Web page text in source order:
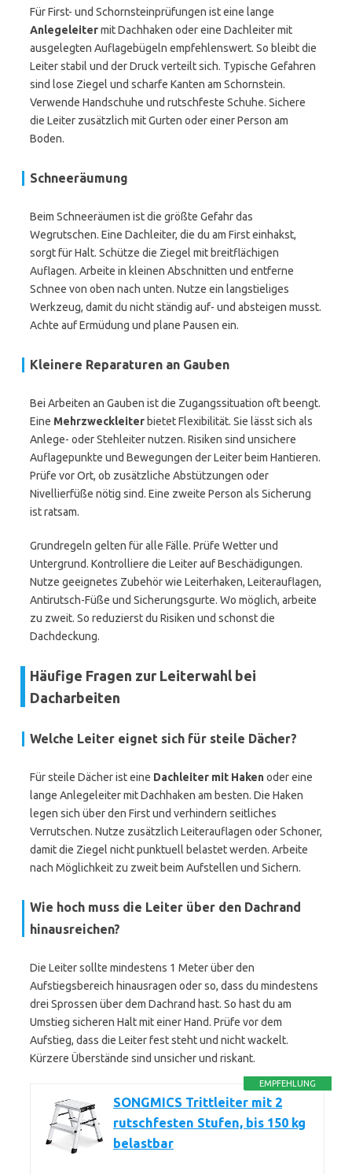
Für First- und Schornsteinprüfungen ist eine lange
Anlegeleitermit Dachhaken oder eine Dachleiter mit
ausgelegten Auflagebügeln empfehlenswert. So bleibt die
Leiter stabil und der Druck verteilt sich. Typische Gefahren
sind lose Ziegel und scharfe Kanten am Schornstein.
Verwende Handschuhe und rutschfeste Schuhe. Sichere
die Leiter zusätzlich mit Gurten oder einer Person am
Boden.
Schneeräumung
Beim Schneeräumen ist die größte Gefahr das
Wegrutschen. Eine Dachleiter, die du am First einhakst,
sorgt für Halt. Schütze die Ziegel mit breitflächigen
Auflagen. Arbeite in kleinen Abschnitten und entferne
Schnee von oben nach unten. Nutze ein langstieliges
Werkzeug, damit du nicht ständig auf- und absteigen musst.
Achte auf Ermüdung und plane Pausen ein.
Kleinere Reparaturen an Gauben
Bei Arbeiten an Gauben ist die Zugangssituation oft beengt.
Eine Mehrzweckleiter bietet Flexibilität. Sie lässt sich als
Anlege- oder Stehleiter nutzen. Risiken sind unsichere
Auflagepunkte und Bewegungen der Leiter beim Hantieren.
Prüfe vor Ort, ob zusätzliche Abstützungen oder
Nivellierfüße nötig sind. Eine zweite Person als Sicherung
ist ratsam.
Grundregeln gelten für alle Fälle. Prüfe Wetter und
Untergrund. Kontrolliere die Leiter auf Beschädigungen.
Nutze geeignetes Zubehör wie Leiterhaken, Leiterauflagen,
Antirutsch-Füße und Sicherungsgurte. Wo möglich, arbeite
zu zweit. So reduzierst du Risiken und schonst die
Dachdeckung.
Häufige Fragen zur Leiterwahl bei
Dacharbeiten
Welche Leiter eignet sich für steile Dächer?
Für steile Dächer ist eine Dachleiter mit Hakenoder eine
lange Anlegeleiter mit Dachhaken am besten. Die Haken
legen sich über den First und verhindern seitliches
Verrutschen. Nutze zusätzlich Leiterauflagen oder Schoner,
damit die Ziegel nicht punktuell belastet werden. Arbeite
nach Möglichkeit zu zweit beim Aufstellen und Sichern.
Wie hoch muss die Leiter über den Dachrand
hinausreichen?
Die Leiter sollte mindestens 1 Meter über den
Aufstiegsbereich hinausragen oder so, dass du mindestens
drei Sprossen über dem Dachrand hast. So hast du am
Umstieg sicheren Halt mit einer Hand. Prüfe vor dem
Aufstieg, dass die Leiter fest steht und nicht wackelt.
Kürzere Überstände sind unsicher und riskant.
EMPFEHLUNG
SONGMICS Trittleiter mit 2
rutschfesten Stufen, bis 150 kg
belastbar